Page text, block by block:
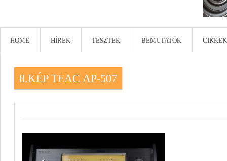
HOME HÍREK TESZTEK BEMUTATÓK CIKKEK
8.KÉP TEAC AP-507